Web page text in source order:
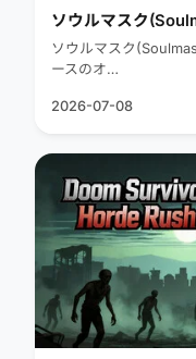
ソウルマスク
ソウルマスク
ースのオ…
2026-07-08